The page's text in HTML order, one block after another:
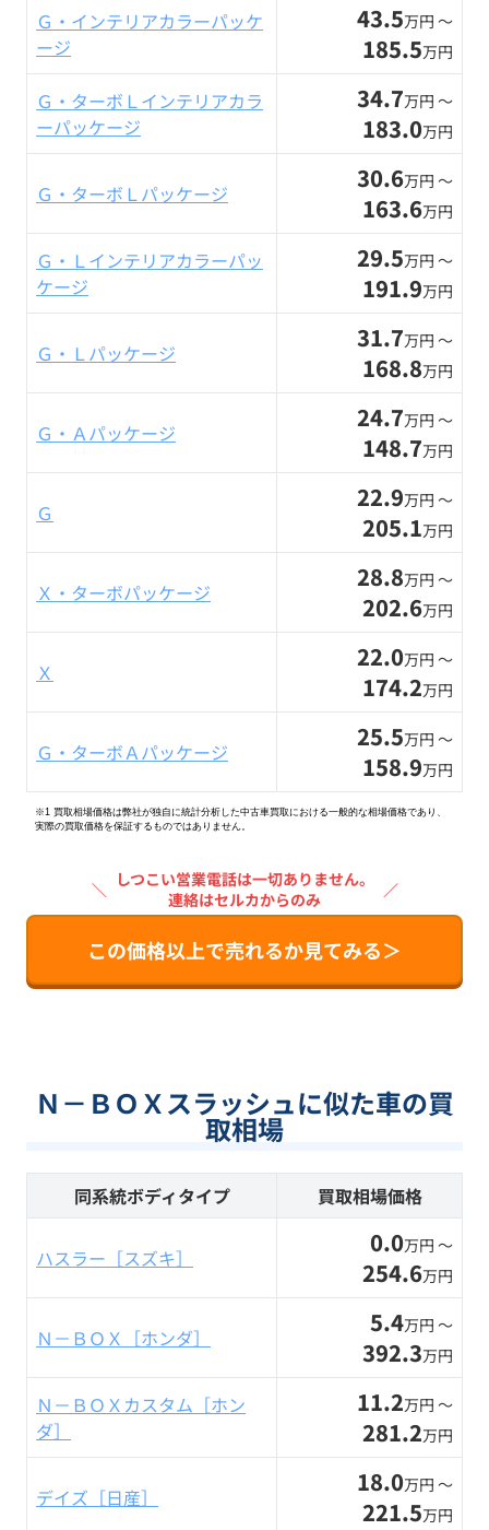
Ｇ・インテリアカラーパッケ
ージ
43.5万円 〜
185.5万円
Ｇ・ターボＬインテリアカラ
ーパッケージ
34.7万円 〜
183.0万円
Ｇ・ターボＬパッケージ 30.6万円 〜
163.6万円
Ｇ・Ｌインテリアカラーパッ
ケージ
29.5万円 〜
191.9万円
Ｇ・Ｌパッケージ 31.7万円 〜
168.8万円
Ｇ・Ａパッケージ 24.7万円 〜
148.7万円
Ｇ 22.9万円 〜
205.1万円
Ｘ・ターボパッケージ 28.8万円 〜
202.6万円
Ｘ 22.0万円 〜
174.2万円
Ｇ・ターボＡパッケージ 25.5万円 〜
158.9万円
※1 買取相場価格は弊社が独自に統計分析した中古車買取における一般的な相場価格であり、
実際の買取価格を保証するものではありません。
＼ しつこい営業電話は一切ありません。
連絡はセルカからのみ
／
この価格以上で売れるか見てみる＞
Ｎ－ＢＯＸスラッシュに似た車の買
取相場
同系統ボディタイプ 買取相場価格
ハスラー［スズキ］ 0.0万円 〜
254.6万円
Ｎ－ＢＯＸ［ホンダ］ 5.4万円 〜
392.3万円
Ｎ－ＢＯＸカスタム［ホン
ダ］
11.2万円 〜
281.2万円
デイズ［日産］ 18.0万円 〜
221.5万円